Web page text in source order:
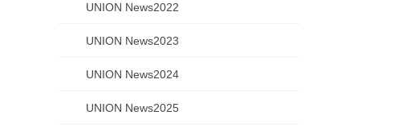
UNION News2022
UNION News2023
UNION News2024
UNION News2025